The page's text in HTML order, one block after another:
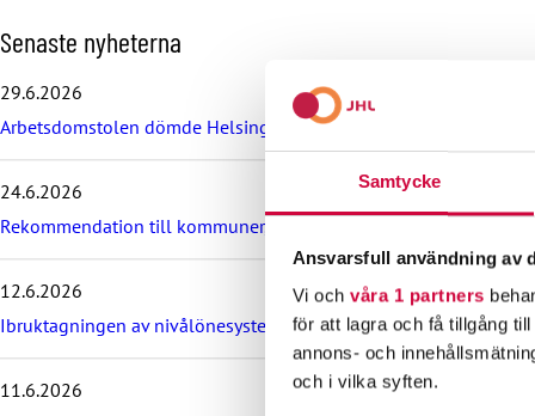
Samtycke
Ansvarsfull användning av
Vi och våra 1 partners
för att lagra och få tillgång
annons- och
och i vilka syften.
H
o
p
p
a
e
r
s
e
s
Senaste nyheterna
29.6.2026
Arbetsdomstolen dömde Helsingfors stad till böter på grund av
24.6.2026
Rekommendation till kommuner, välfärdsområden och KT:s
12.6.2026
Ibruktagningen av nivålönesystemet i VÄLKA bilaga 7 skjuts upp
11.6.2026